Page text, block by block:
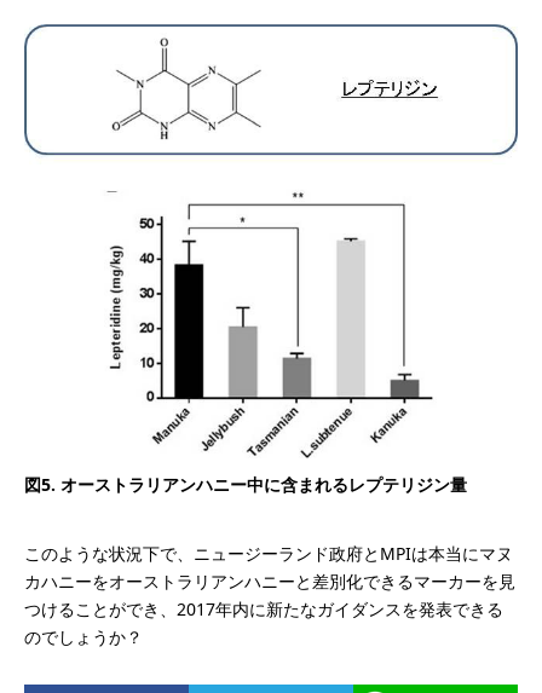
図5. オーストラリアンハニー中に含まれるレプテリジン量
このような状況下で、ニュージーランド政府とMPIは本当にマヌ
カハニーをオーストラリアンハニーと差別化できるマーカーを見
つけることができ、2017年内に新たなガイダンスを発表できる
のでしょうか？